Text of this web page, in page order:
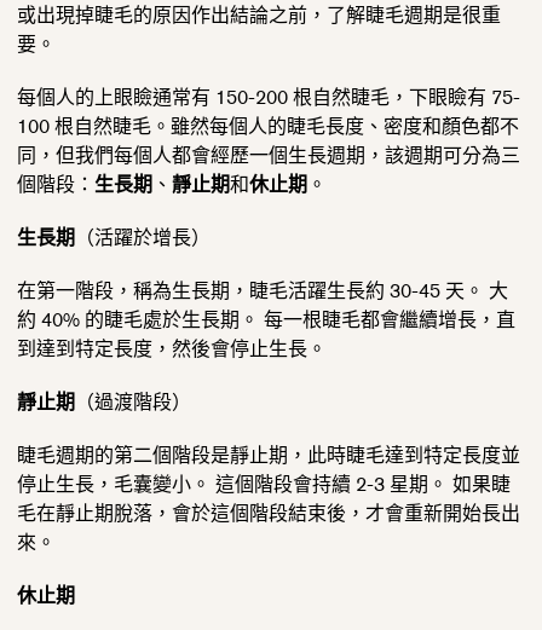
或出現掉睫毛的原因作出結論之前，了解睫毛週期是很重
要。
每個人的上眼瞼通常有 150-200 根自然睫毛，下眼瞼有 75-
100 根自然睫毛。雖然每個人的睫毛長度、密度和顏色都不
同，但我們每個人都會經歷一個生長週期，該週期可分為三
個階段： 生長期 、 靜止期和休止期 。
生長期 （活躍於增長）
在第一階段，稱為生長期，睫毛活躍生長約 30-45 天。 大
約 40% 的睫毛處於生長期。 每一根睫毛都會繼續增長，直
到達到特定長度，然後會停止生長。
靜止期 （過渡階段）
睫毛週期的第二個階段是靜止期，此時睫毛達到 特定長度並
停止生長，毛囊變小。 這個階段會持續 2-3 星期。 如果睫
毛在靜止期脫落，會於這個階段結束後，才會重新開始長出
來。
休止期